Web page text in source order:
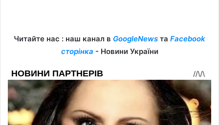
Читайте нас : наш канал в GoogleNews та Facebook
сторінка - Новини України